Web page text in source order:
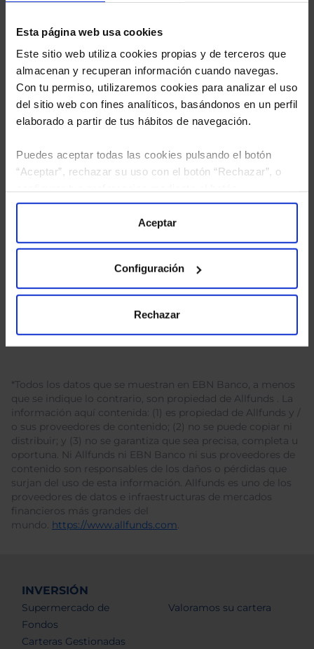
Esta página web usa cookies
Este sitio web utiliza cookies propias y de terceros que
almacenan y recuperan información cuando navegas.
Con tu permiso, utilizaremos cookies para analizar el uso
del sitio web con fines analíticos, basándonos en un perfil
elaborado a partir de tus hábitos de navegación.
Puedes aceptar todas las cookies pulsando el botón
“Aceptar”, rechazar su uso con el botón “Rechazar”, o
“Configuración”. Consulta nuestraPolítica
para más información.
Aceptar
Configuración
Rechazar
tratamiento de mis datos personales.
*Todos los datos que se muestran en EBN Banco, a menos
que se indique lo contrario, son propiedad de Allfunds . La
información aquí contenida: (1) es propiedad de Allfunds y /
o sus proveedores de contenido; (2) no se puede copiar ni
distribuir; y (3) no se garantiza que sea precisa, completa u
oportuna. Ni Allfunds ni EBN Banco ni sus proveedores de
contenido son responsables de los daños o pérdidas que
surjan del uso de esta información. Allfunds es uno de los
proveedores de datos e infraestructuras de mercados
financieros más grandes del
mundo. https://www.allfunds.com.
INVERSIÓN
Supermercado de
Fondos
Carteras Gestionadas
Valoramos su cartera